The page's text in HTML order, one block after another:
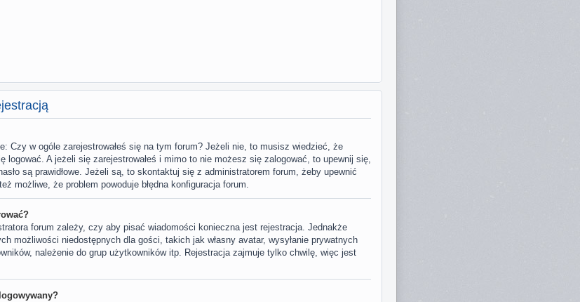
Czy w ogóle zarejestrowałeś się na tym forum? Jeżeli nie, to musisz wiedzieć, że
logować. A jeżeli się zarejestrowałeś i mimo to nie możesz się zalogować, to upewnij się,
są prawidłowe. Jeżeli są, to skontaktuj się z administratorem forum, żeby upewnić
możliwe, że problem powoduje błędna konfiguracja forum.
forum zależy, czy aby pisać wiadomości konieczna jest rejestracja. Jednakże
możliwości niedostępnych dla gości, takich jak własny avatar, wysyłanie prywatnych
należenie do grup użytkowników itp. Rejestracja zajmuje tylko chwilę, więc jest